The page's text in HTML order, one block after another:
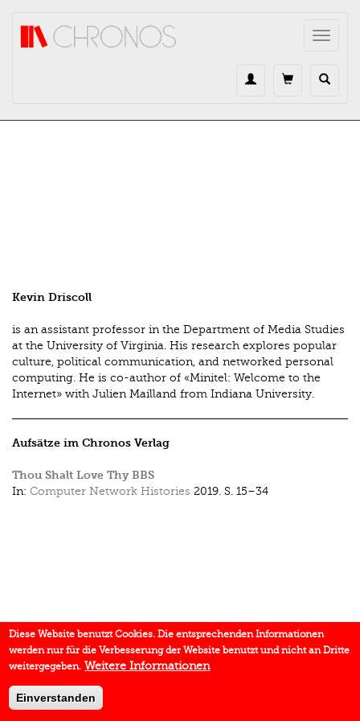
Toggle
Kevin Driscoll
is an assistant professor in the Department of Media Studies
at the University of Virginia. His research explores popular
culture, political communication, and networked personal
computing. He is co-author of «Minitel: Welcome to the
Internet» with Julien Mailland from Indiana University.
Aufsätze im Chronos Verlag
Thou Shalt Love Thy BBS
In: Computer Network Histories 2019. S. 15–34
Diese Website benutzt Cookies. Die entsprechenden Informationen
werden nur für die Verbesserung der Website benutzt und nicht an Dritte
weitergegeben. Weitere Informationen
Einverstanden